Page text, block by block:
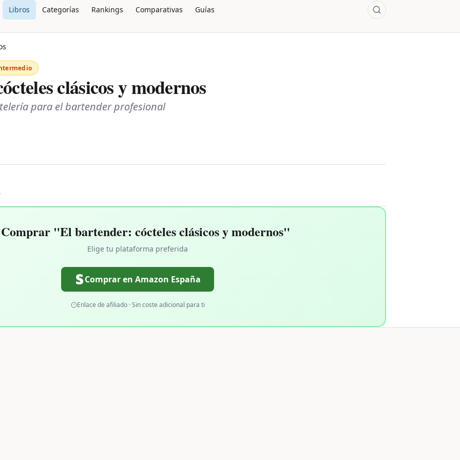
Libros Categorías Rankings Comparativas Guías
clásicos y modernos
para el bartender profesional
"El bartender: cócteles clásicos y modernos"
Elige tu plataforma preferida
Comprar en Amazon España
Enlace de afiliado · Sin coste adicional para ti